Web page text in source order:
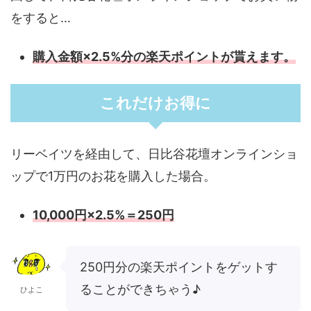
をすると…
購入金額×2.5%分の楽天ポイントが貰えます。
これだけお得に
リーベイツを経由して、日比谷花壇オンラインショ
ップで1万円のお花を購入した場合。
10,000円×2.5%＝250円
ひよこ
250円分の楽天ポイントをゲットす
ることができちゃう♪